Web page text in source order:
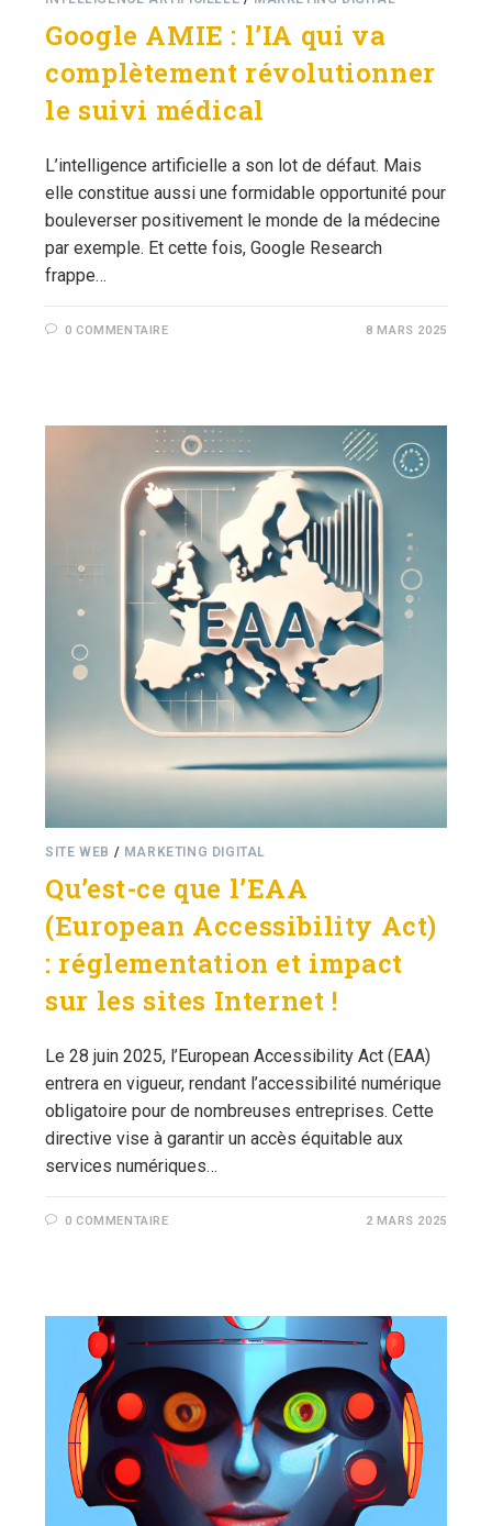
Google AMIE : l’IA qui va
complètement révolutionner
le suivi médical
L’intelligence artificielle a son lot de défaut. Mais
elle constitue aussi une formidable opportunité pour
bouleverser positivement le monde de la médecine
par exemple. Et cette fois, Google Research
frappe…
0 COMMENTAIRE 8 MARS 2025
SITE WEB / MARKETING DIGITAL
Qu’est-ce que l’EAA
(European Accessibility Act)
: réglementation et impact
sur les sites Internet !
Le 28 juin 2025, l’European Accessibility Act (EAA)
entrera en vigueur, rendant l’accessibilité numérique
obligatoire pour de nombreuses entreprises. Cette
directive vise à garantir un accès équitable aux
services numériques…
0 COMMENTAIRE 2 MARS 2025